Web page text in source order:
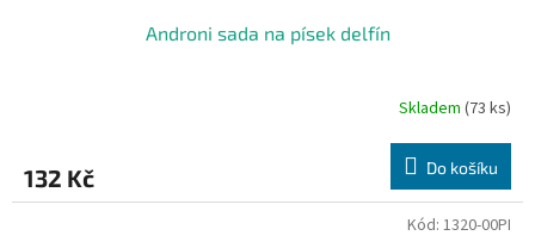
Androni sada na písek delfín
Skladem (73 ks)
132 Kč Do košíku
Kód: 1320-00PI